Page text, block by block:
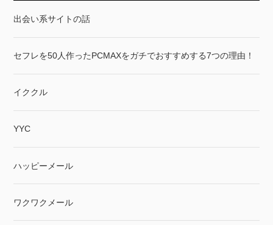
出会い系サイトの話
セフレを50人作ったPCMAXをガチでおすすめする7つの理由！
イククル
YYC
ハッピーメール
ワクワクメール